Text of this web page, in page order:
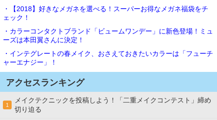
・【2018】好きなメガネを選べる！スーパーお得なメガネ福袋をチ
ェック！
・カラーコンタクトブランド「ビュームワンデー」に新色登場！ミュ
ーズは本田翼さんに決定！
・インテグレートの春メイク、おさえておきたいカラーは「フューチ
ャーエナジー」！
アクセスランキング
1
メイクテクニックを投稿しよう！「二重メイクコンテスト」締め
切り迫る